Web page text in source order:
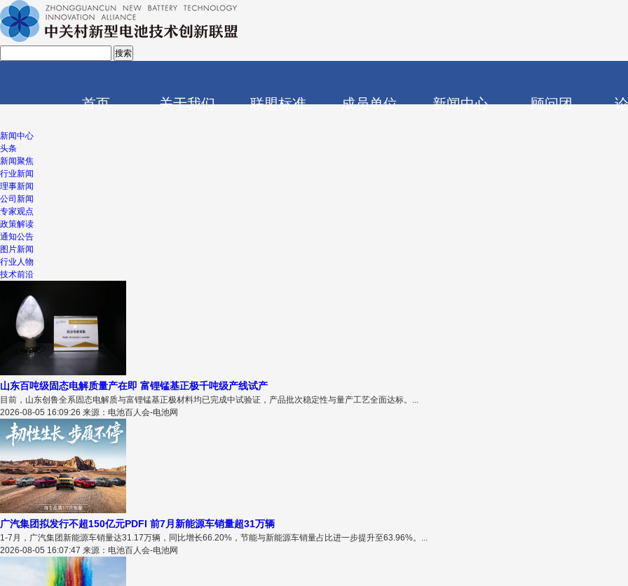
搜索
首页 关于我们 联盟标准 成员单位 新闻中心 顾问团
新闻中心
头条
新闻聚焦
行业新闻
理事新闻
公司新闻
专家观点
政策解读
通知公告
图片新闻
行业人物
技术前沿
山东百吨级固态电解质量产在即 富锂锰基正极千吨级产线试产
目前，山东创鲁全系固态电解质与富锂锰基正极材料均已完成中试验证，产品批次稳定性与量产工艺全面达标。...
2026-08-05 16:09:26 来源：电池百人会-电池网
广汽集团拟发行不超150亿元PDFI 前7月新能源车销量超31万辆
1-7月，广汽集团新能源车销量达31.17万辆，同比增长66.20%，节能与新能源车销量占比进一步提升至63.96%。...
2026-08-05 16:07:47 来源：电池百人会-电池网